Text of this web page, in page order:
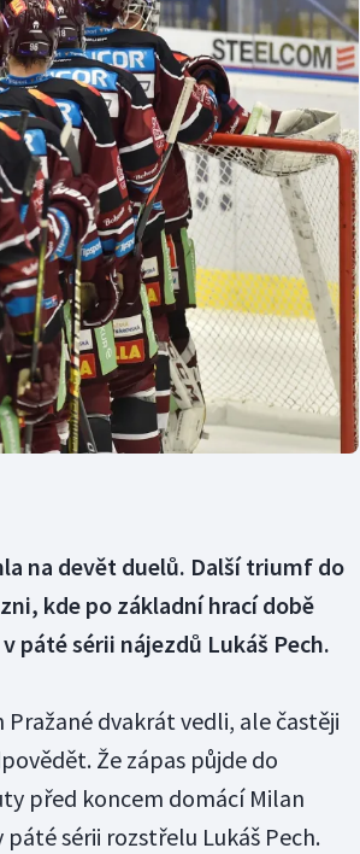
pětiboj
hry
volejbal
Veslování
Vodní slalom
Volejbal
Ostatní
na devět duelů. Další triumf do
kde po základní hrací době
páté sérii nájezdů Lukáš Pech.
dvakrát vedli, ale častěji
Že zápas půjde do
před koncem domácí Milan
sérii rozstřelu Lukáš Pech.